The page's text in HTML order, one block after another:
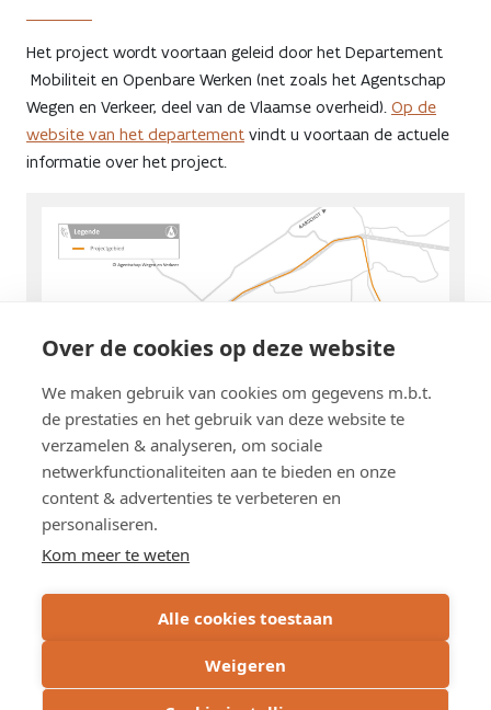
Over de cookies op deze website
We maken gebruik van cookies om gegevens m.b.t.
de prestaties en het gebruik van deze website te
verzamelen & analyseren, om sociale
netwerkfunctionaliteiten aan te bieden en onze
content & advertenties te verbeteren en
personaliseren.
Kom meer te weten
Alle cookies toestaan
Weigeren
Het project wordt voortaan geleid door het Departement
Mobiliteit en Openbare Werken (net zoals het Agentschap
Wegen en Verkeer, deel van de Vlaamse overheid). Op de
website van het departement vindt u voortaan de actuele
informatie over het project.